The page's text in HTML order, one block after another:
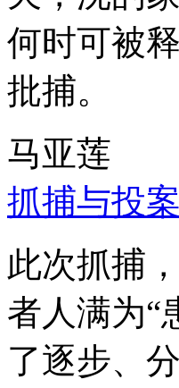
何时可被
批捕。
马亚莲
抓捕与投案
此次抓捕
者人满为“
了逐步、